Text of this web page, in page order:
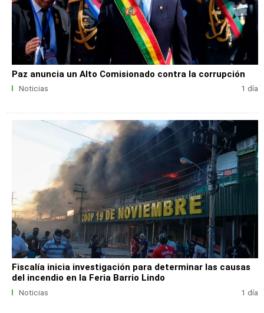
Paz anuncia un Alto Comisionado contra la corrupción
Noticias 1 día
Fiscalía inicia investigación para determinar las causas
del incendio en la Feria Barrio Lindo
Noticias 1 día